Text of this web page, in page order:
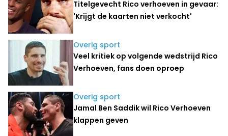
Titelgevecht Rico verhoeven in gevaar:
'Krijgt de kaarten niet verkocht'
Overig sport
Veel kritiek op volgende wedstrijd Rico
Verhoeven, fans doen oproep
Overig sport
Jamal Ben Saddik wil Rico Verhoeven
klappen geven